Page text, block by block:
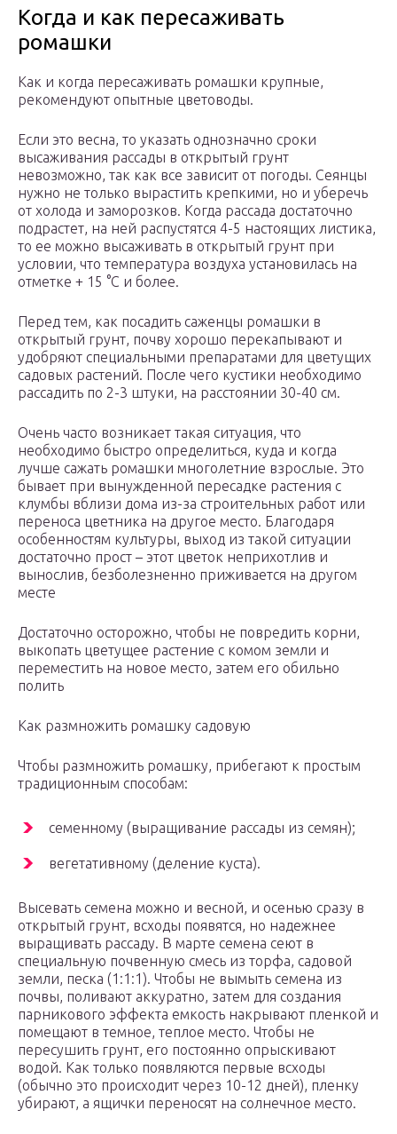
Когда и как пересаживать
ромашки
Как и когда пересаживать ромашки крупные,
рекомендуют опытные цветоводы.
Если это весна, то указать однозначно сроки
высаживания рассады в открытый грунт
невозможно, так как все зависит от погоды. Сеянцы
нужно не только вырастить крепкими, но и уберечь
от холода и заморозков. Когда рассада достаточно
подрастет, на ней распустятся 4-5 настоящих листика,
то ее можно высаживать в открытый грунт при
условии, что температура воздуха установилась на
отметке + 15 °С и более.
Перед тем, как посадить саженцы ромашки в
открытый грунт, почву хорошо перекапывают и
удобряют специальными препаратами для цветущих
садовых растений. После чего кустики необходимо
рассадить по 2-3 штуки, на расстоянии 30-40 см.
Очень часто возникает такая ситуация, что
необходимо быстро определиться, куда и когда
лучше сажать ромашки многолетние взрослые. Это
бывает при вынужденной пересадке растения с
клумбы вблизи дома из-за строительных работ или
переноса цветника на другое место. Благодаря
особенностям культуры, выход из такой ситуации
достаточно прост – этот цветок неприхотлив и
вынослив, безболезненно приживается на другом
месте
Достаточно осторожно, чтобы не повредить корни,
выкопать цветущее растение с комом земли и
переместить на новое место, затем его обильно
полить
Как размножить ромашку садовую
Чтобы размножить ромашку, прибегают к простым
традиционным способам:
семенному (выращивание рассады из семян);
вегетативному (деление куста).
Высевать семена можно и весной, и осенью сразу в
открытый грунт, всходы появятся, но надежнее
выращивать рассаду. В марте семена сеют в
специальную почвенную смесь из торфа, садовой
земли, песка (1:1:1). Чтобы не вымыть семена из
почвы, поливают аккуратно, затем для создания
парникового эффекта емкость накрывают пленкой и
помещают в темное, теплое место. Чтобы не
пересушить грунт, его постоянно опрыскивают
водой. Как только появляются первые всходы
(обычно это происходит через 10-12 дней), пленку
убирают, а ящички переносят на солнечное место.